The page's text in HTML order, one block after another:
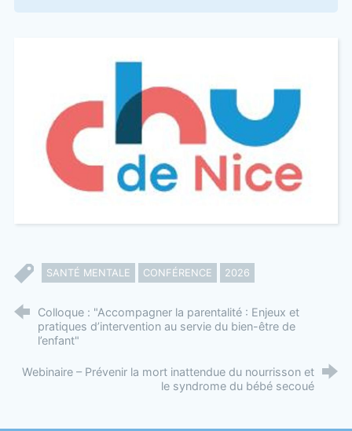
SANTÉ MENTALE CONFÉRENCE 2026
Colloque : "Accompagner la parentalité : Enjeux et
pratiques d’intervention au servie du bien-être de
l’enfant"
Webinaire – Prévenir la mort inattendue du nourrisson et
le syndrome du bébé secoué